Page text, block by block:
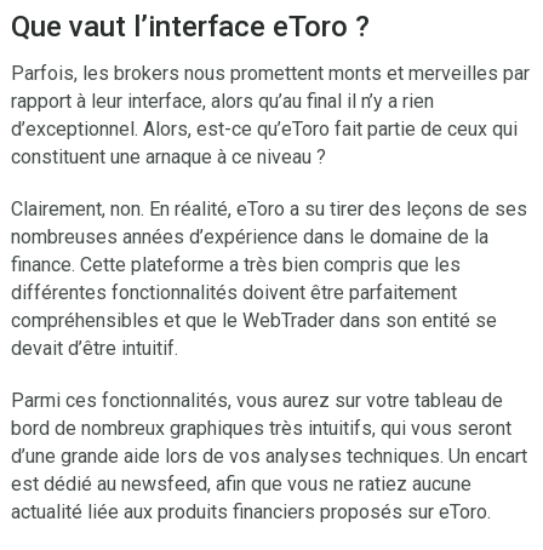
Que vaut l’interface eToro ?
Parfois, les brokers nous promettent monts et merveilles par
rapport à leur interface, alors qu’au final il n’y a rien
d’exceptionnel. Alors, est-ce qu’eToro fait partie de ceux qui
constituent une arnaque à ce niveau ?
Clairement, non. En réalité, eToro a su tirer des leçons de ses
nombreuses années d’expérience dans le domaine de la
finance. Cette plateforme a très bien compris que les
différentes fonctionnalités doivent être parfaitement
compréhensibles et que le WebTrader dans son entité se
devait d’être intuitif.
Parmi ces fonctionnalités, vous aurez sur votre tableau de
bord de nombreux graphiques très intuitifs, qui vous seront
d’une grande aide lors de vos analyses techniques. Un encart
est dédié au newsfeed, afin que vous ne ratiez aucune
actualité liée aux produits financiers proposés sur eToro.